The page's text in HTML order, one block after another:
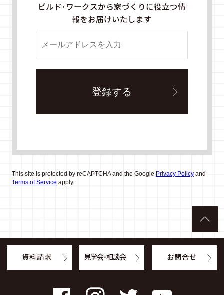
ビルド・ワークスから家づくりに役立つ情
報をお届けいたします
This site is protected by reCAPTCHA and the Google Privacy Policyand
Terms of Service apply.
資料請求 見学会・相談会 お問合せ